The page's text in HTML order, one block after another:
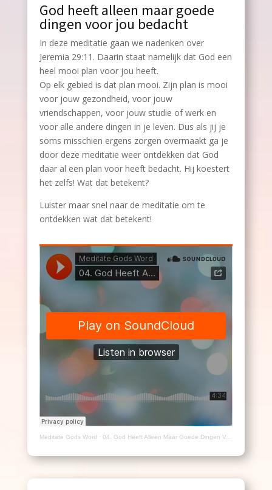
God heeft alleen maar goede
dingen voor jou bedacht
In deze meditatie gaan we nadenken over
Jeremia 29:11. Daarin staat namelijk dat God een
heel mooi plan voor jou heeft.
Op elk gebied is dat plan mooi. Zijn plan is mooi
voor jouw gezondheid, voor jouw
vriendschappen, voor jouw studie of werk en
voor alle andere dingen in je leven. Dus als jij je
soms misschien ergens zorgen overmaakt ga je
door deze meditatie weer ontdekken dat God
daar al een plan voor heeft bedacht. Hij koestert
het zelfs! Wat dat betekent?
Luister maar snel naar de meditatie om te
ontdekken wat dat betekent!
Meditate Gods Word · 04. God Heeft Alleen Maar Goede Dingen Voor Jou Bedacht - Kindermeditatie